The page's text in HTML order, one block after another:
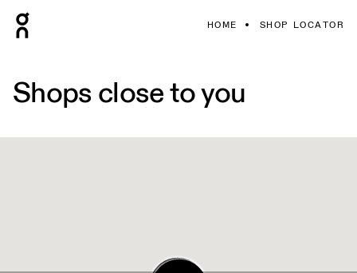
HOME SHOP LOCATOR
Shops close to you